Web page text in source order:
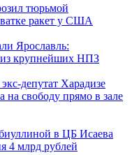
тюрьмой
ракет у США
Ярославль:
из крупнейших НПЗ
депутат Харадизе
свободу прямо в зале
в ЦБ Исаева
4 млрд рублей